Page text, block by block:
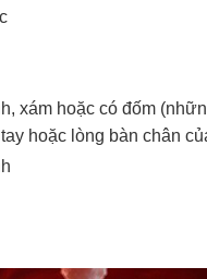
xám hoặc có đốm
hoặc lòng bàn chân